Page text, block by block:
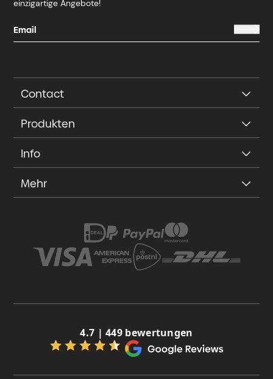
einzigartige Angebote!
Contact
Produkten
Info
Mehr
4.7 | 449 bewertungen